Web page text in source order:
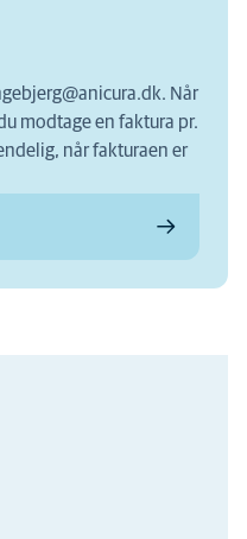
Når
modtage en faktura pr.
når fakturaen er